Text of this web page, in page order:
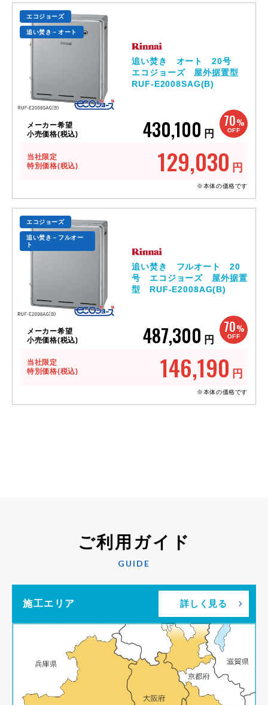
エコジョーズ
追い焚き－オート
追い焚き オート 20号
エコジョーズ 屋外据置型
RUF-E2008SAG(B)
70%
OFF
メーカー希望
小売価格(税込)
430,100 円
当社限定
特別価格(税込)
129,030 円
※本体の価格です
エコジョーズ
追い焚き－フルオー
ト
追い焚き フルオート 20
号 エコジョーズ 屋外据置
型 RUF-E2008AG(B)
70%
OFF
メーカー希望
小売価格(税込)
487,300 円
当社限定
特別価格(税込)
146,190 円
※本体の価格です
ご利用ガイド
GUIDE
施工エリア 詳しく見る